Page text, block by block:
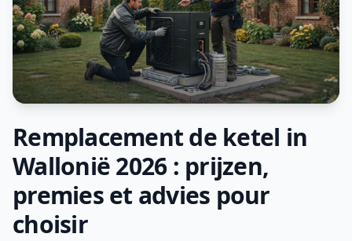
Remplacement de ketel in
Wallonië 2026 : prijzen,
premies et advies pour
choisir